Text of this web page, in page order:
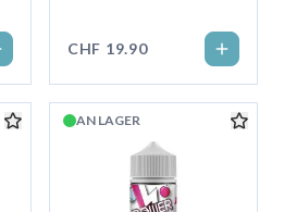
CHF 19.90
AN LAGER